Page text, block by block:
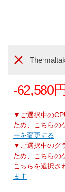
-62,580円
▼ご選択中の
ため、こちらの
ーを変更する
▼ご選択中のグ
ため、こちらの
こちらを選択さ
ます